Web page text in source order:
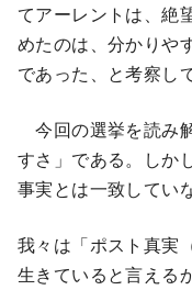
てアーレントは、絶
めたのは、分かりや
であった、と考察し
今回の選挙を読み
すさ」である。しか
事実とは一致してい
我々は「ポスト真実
生きていると言える